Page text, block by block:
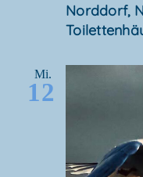
Nord­dorf,
Mi.
12